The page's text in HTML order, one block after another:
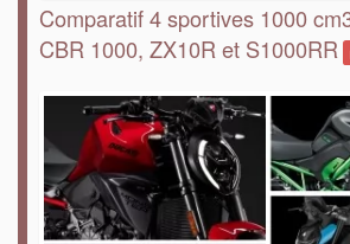
Comparatif 4 sportives 1000
CBR 1000, ZX10R et S1000RR